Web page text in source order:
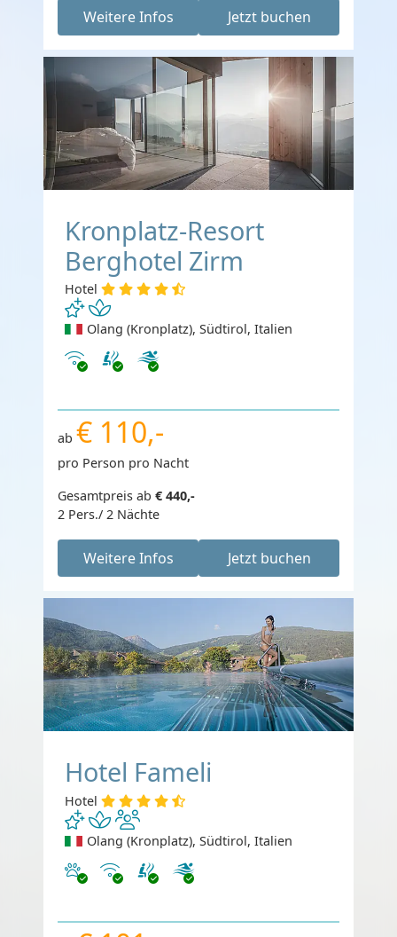
Weitere Infos Jetzt buchen
Kronplatz-Resort
Berghotel Zirm
Hotel
Olang (Kronplatz), Südtirol, Italien
Internet
ab € 110,-
pro Person pro Nacht
Gesamtpreis ab € 440,-
2 Pers./ 2 Nächte
Weitere Infos Jetzt buchen
Hotel Fameli
Hotel
Olang (Kronplatz), Südtirol, Italien
Haustiere erlaubt
Internet